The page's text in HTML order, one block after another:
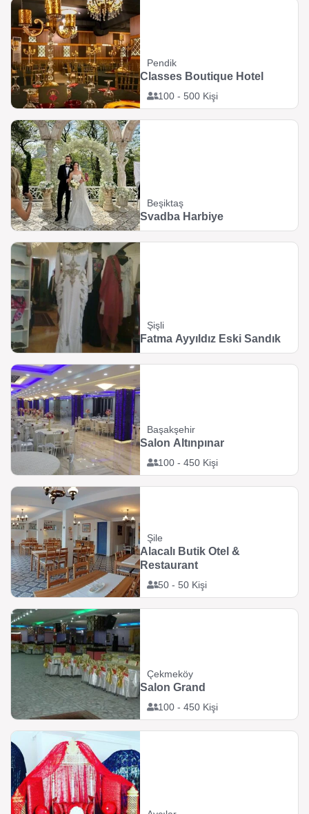
Pendik
100 - 500 Kişi
Classes Boutique Hotel
Beşiktaş
Svadba Harbiye
Şişli
Fatma Ayyıldız Eski Sandık
Başakşehir
100 - 450 Kişi
Salon Altınpınar
Şile
50 - 50 Kişi
Alacalı Butik Otel &
Restaurant
Çekmeköy
100 - 450 Kişi
Salon Grand